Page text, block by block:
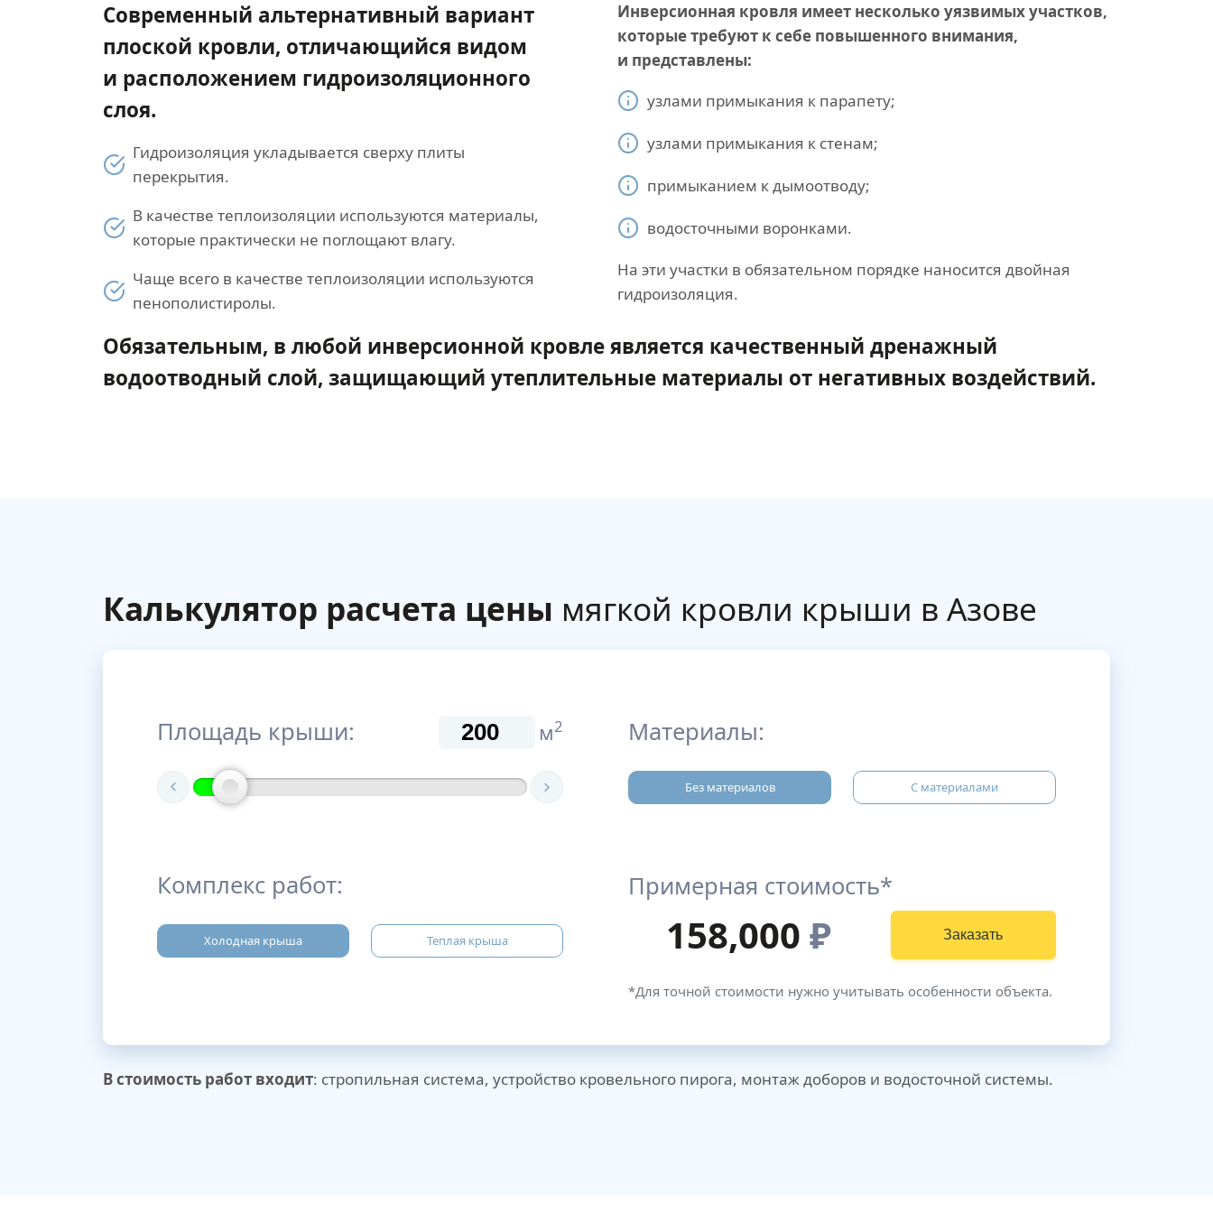
Современный альтернативный вариант
плоской кровли, отличающийся видом
и расположением гидроизоляционного
слоя.
Гидроизоляция укладывается сверху плиты
перекрытия.
В качестве теплоизоляции используются материалы,
которые практически не поглощают влагу.
Чаще всего в качестве теплоизоляции используются
пенополистиролы.
Инверсионная кровля имеет несколько уязвимых участков,
которые требуют к себе повышенного внимания,
и представлены:
узлами примыкания к парапету;
узлами примыкания к стенам;
примыканием к дымоотводу;
водосточными воронками.
На эти участки в обязательном порядке наносится двойная
гидроизоляция.
Обязательным, в любой инверсионной кровле является качественный дренажный
водоотводный слой, защищающий утеплительные материалы от негативных воздействий.
Калькулятор расчета цены мягкой кровли крыши в Азове
Площадь крыши: м2
Комплекс работ:
Холодная крыша Теплая крыша
Материалы:
Без материалов С материалами
Примерная стоимость*
158,000 ₽ Заказать
*Для точной стоимости нужно учитывать особенности объекта.
В стоимость работ входит: стропильная система, устройство кровельного пирога, монтаж доборов и водосточной системы.